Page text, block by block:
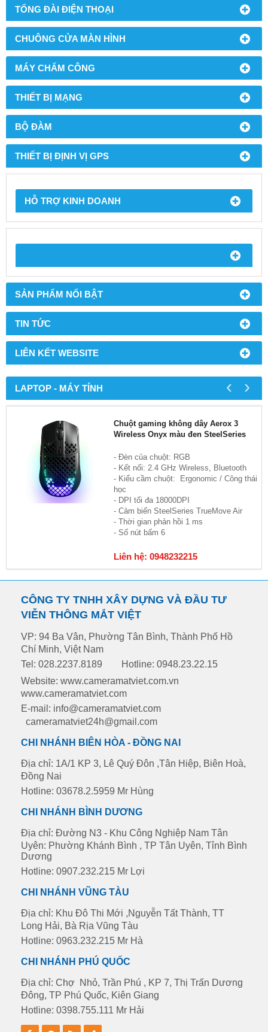
TỔNG ĐÀI ĐIỆN THOẠI
CHUÔNG CỬA MÀN HÌNH
MÁY CHẤM CÔNG
THIẾT BỊ MẠNG
BỘ ĐÀM
THIẾT BỊ ĐỊNH VỊ GPS
HỖ TRỢ KINH DOANH
SẢN PHẨM NỔI BẬT
TIN TỨC
LIÊN KẾT WEBSITE
LAPTOP - MÁY TÍNH
Chuột gaming không dây Aerox 3
Wireless Onyx màu đen SteelSeries
- Đèn của chuột: RGB
- Kết nối: 2.4 GHz Wireless, Bluetooth
- Kiểu cầm chuột: Ergonomic / Công thái
học
- DPI tối đa 18000DPI
- Cảm biến SteelSeries TrueMove Air
- Thời gian phản hồi 1 ms
- Số nút bấm 6
Liên hệ: 0948232215
‹ ›
CÔNG TY TNHH XÂY DỰNG VÀ ĐẦU TƯ
VIỄN THÔNG MẮT VIỆT
VP: 94 Ba Vân, Phường Tân Bình, Thành Phố Hồ
Chí Minh, Việt Nam
Tel: 028.2237.8189
Hotline: 0948.23.22.15
Website: www.cameramatviet.com.vn
www.cameramatviet.com
E-mail: info@cameramatviet.com
cameramatviet24h@gmail.com
CHI NHÁNH BIÊN HÒA - ĐỒNG NAI
Địa chỉ: 1A/1 KP 3, Lê Quý Đôn ,Tân Hiệp, Biên Hoà,
Đồng Nai
Hotline: 03678.2.5959 Mr Hùng
CHI NHÁNH BÌNH DƯƠNG
Địa chỉ: Đường N3 - Khu Công Nghiệp Nam Tân
Uyên: Phường Khánh Bình , TP Tân Uyên, Tỉnh Bình
Dương
Hotline: 0907.232.215 Mr Lợi
CHI NHÁNH VŨNG TÀU
Địa chỉ: Khu Đô Thi Mới ,Nguyễn Tất Thành, TT
Long Hải, Bà Rịa Vũng Tàu
Hotline: 0963.232.215 Mr Hà
CHI NHÁNH PHÚ QUỐC
Địa chỉ: Chợ Nhỏ, Trần Phú , KP 7, Thị Trấn Dương
Đông, TP Phú Quốc, Kiên Giang
Hotline: 0398.755.111 Mr Hải